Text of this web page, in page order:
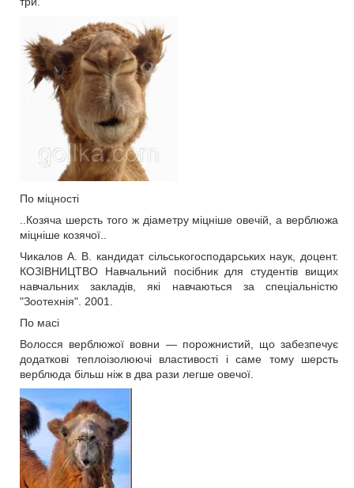
По міцності
..Козяча шерсть того ж діаметру міцніше овечій, а верблюжа
міцніше козячої..
Чикалов А. В. кандидат сільськогосподарських наук, доцент.
КОЗІВНИЦТВО Навчальний посібник для студентів вищих
навчальних закладів, які навчаються за спеціальністю
"Зоотехнія". 2001.
По масі
Волосся верблюжої вовни ― порожнистий, що забезпечує
додаткові теплоізолюючі властивості і саме тому шерсть
верблюда більш ніж в два рази легше овечої.